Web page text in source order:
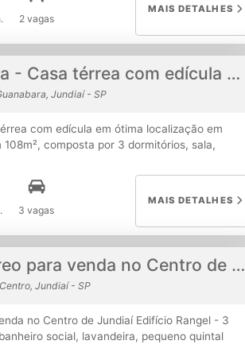
fiador ou seguro fiança ou título de
dessas modalidades o interessado precisa ter
2 vagas
MAIS DETALHES
Jardim Guanabara - Casa térrea com edícula em ótima localização em Jundiaí
Jundiaí - SP
com edícula em ótima localização em
composta por 3 dormitórios, sala,
banheiro, 1 dormitório e lavanderia
localização, com acesso às Rodovias
além de comércios e serviços da região. Uma
investimento, com possibilidade de uso
3 vagas
MAIS DETALHES
Apartamento térreo para venda no Centro de Jundiaí
Centro, Jundiaí - SP
no Centro de Jundiaí Edifício Rangel - 3
social, lavandeira, pequeno quintal